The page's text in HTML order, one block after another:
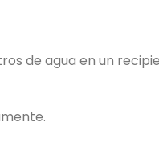
de agua en un